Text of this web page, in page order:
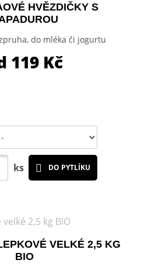
HVĚZDIČKY S
do mléka či jogurtu
119 Kč
ks DO PYTLÍKU
VELKÉ 2,5 KG
BIO